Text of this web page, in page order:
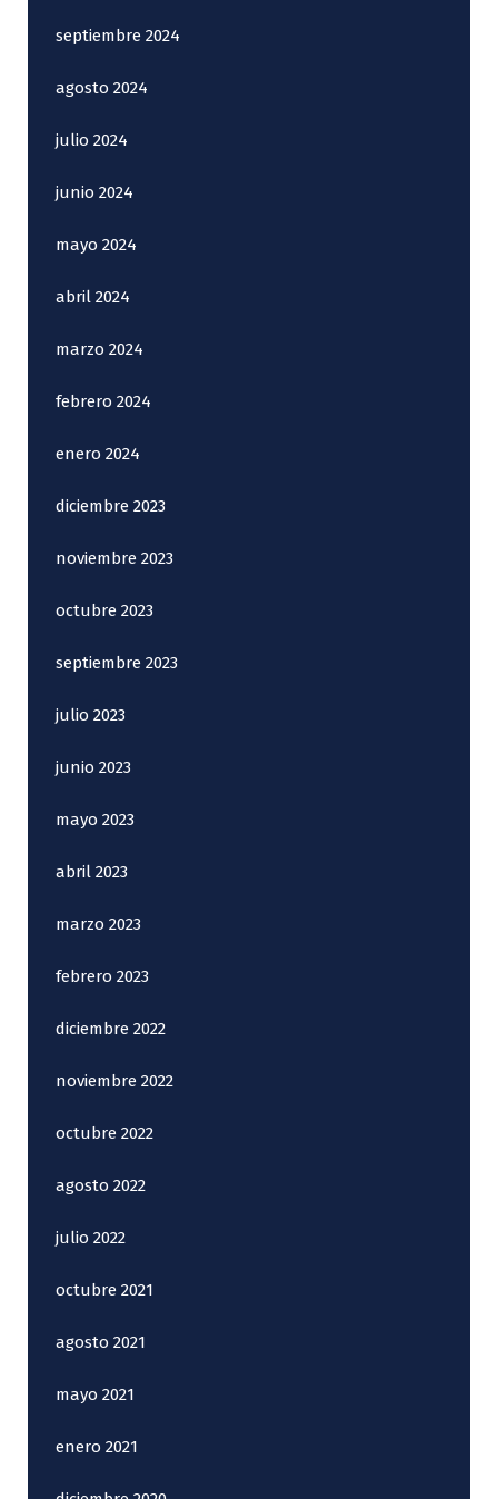
septiembre 2024
agosto 2024
julio 2024
junio 2024
mayo 2024
abril 2024
marzo 2024
febrero 2024
enero 2024
diciembre 2023
noviembre 2023
octubre 2023
septiembre 2023
julio 2023
junio 2023
mayo 2023
abril 2023
marzo 2023
febrero 2023
diciembre 2022
noviembre 2022
octubre 2022
agosto 2022
julio 2022
octubre 2021
agosto 2021
mayo 2021
enero 2021